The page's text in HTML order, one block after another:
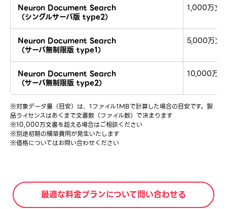
Neuron Document Search
（シングルサーバ版 type2）
1,000万文
Neuron Document Search
（サーバ無制限版 type1）
5,000万文
Neuron Document Search
（サーバ無制限版 type2）
10,000万
※対象データ量（目安）は、1ファイル1MBで計算した場合の目安です。製
品ライセンスはあくまで文書数（ファイル数）で決まります
※10,000万文書を超える場合はご相談ください
※別途初期の構築費用が発生いたします
※価格についてはお問い合わせください
最適な料金プランについて問い合わせる